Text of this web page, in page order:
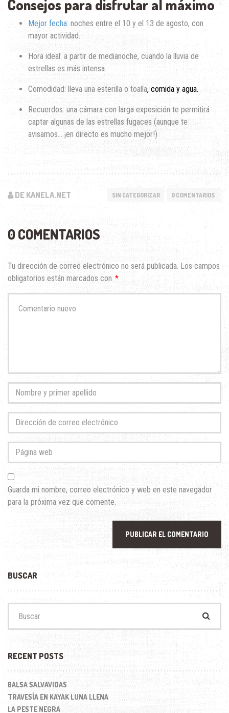
Consejos para disfrutar al máximo
Mejor fecha: noches entre el 10 y el 13 de agosto, con
mayor actividad.
Hora ideal: a partir de medianoche, cuando la lluvia de
estrellas es más intensa.
Comodidad: lleva una esterilla o toalla, comida y agua.
Recuerdos: una cámara con larga exposición te permitirá
captar algunas de las estrellas fugaces (aunque te
avisamos… ¡en directo es mucho mejor!)
DE KANELA.NET SIN CATEGORIZAR 0 COMENTARIOS
0 COMENTARIOS
Tu dirección de correo electrónico no será publicada. Los campos
obligatorios están marcados con *
comentario
Nombre
y
primer
apellido
Dirección
de
correo
electrónico
Página
web
Guarda mi nombre, correo electrónico y web en este navegador
para la próxima vez que comente.
BUSCAR
RECENT POSTS
BALSA SALVAVIDAS
TRAVESÍA EN KAYAK LUNA LLENA
LA PESTE NEGRA